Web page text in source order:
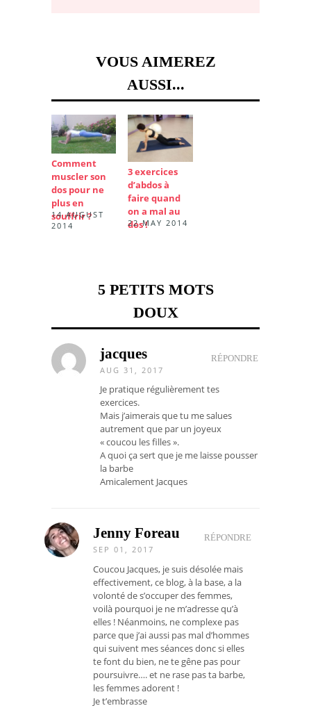
VOUS AIMEREZ
AUSSI...
Comment
muscler son
dos pour ne
plus en
souffrir ?
14 AUGUST
2014
3 exercices
d’abdos à
faire quand
on a mal au
dos !
22 MAY 2014
5 PETITS MOTS
DOUX
jacques
AUG 31, 2017
RÉPONDRE
Je pratique régulièrement tes
exercices.
Mais j’aimerais que tu me salues
autrement que par un joyeux
« coucou les filles ».
A quoi ça sert que je me laisse pousser
la barbe
Amicalement Jacques
Jenny Foreau
SEP 01, 2017
RÉPONDRE
Coucou Jacques, je suis désolée mais
effectivement, ce blog, à la base, a la
volonté de s’occuper des femmes,
voilà pourquoi je ne m’adresse qu’à
elles ! Néanmoins, ne complexe pas
parce que j’ai aussi pas mal d’hommes
qui suivent mes séances donc si elles
te font du bien, ne te gêne pas pour
poursuivre…. et ne rase pas ta barbe,
les femmes adorent !
Je t’embrasse